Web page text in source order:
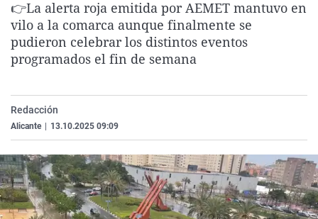
La rosa de los vientos
Gente viajera
Caso
Retornados
Extremadura
Galicia
Virales
Televisión
👉La alerta roja emitida por AEMET mantuvo en
vilo a la comarca aunque finalmente se
pudieron celebrar los distintos eventos
programados el fin de semana
Redacción
Alicante 13.10.2025 09:09